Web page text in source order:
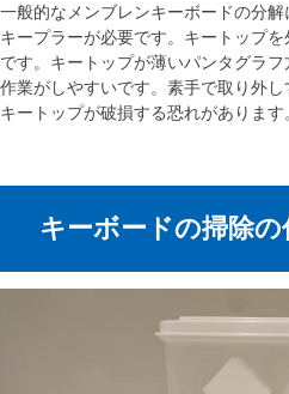
一般的なメンブレンキーボードの分
キープラーが必要です。キートップ
です。キートップが薄いパンタグラ
作業がしやすいです。素手で取り外
キートップが破損する恐れがあります
キーボードの掃除の